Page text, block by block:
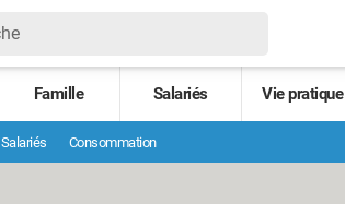
Famille Salariés Vie pratique
Salariés Consommation